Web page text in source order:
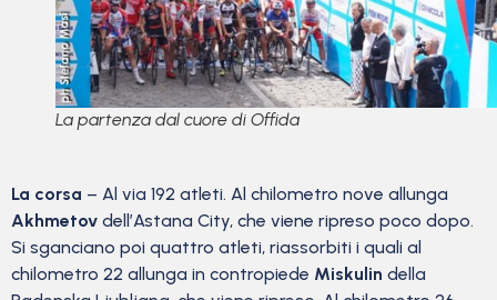
La partenza dal cuore di Offida
La corsa – Al via 192 atleti. Al chilometro nove allunga
Akhmetov dell’Astana City, che viene ripreso poco dopo.
Si sganciano poi quattro atleti, riassorbiti i quali al
chilometro 22 allunga in contropiede Miskulin della